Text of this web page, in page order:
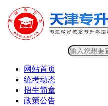
网站首页
统考动态
招生简章
政策公告